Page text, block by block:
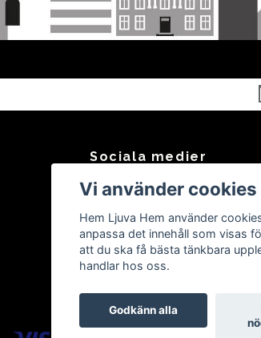
Sociala medier
Facebook
Instagram
Vi använder cookies
Hem Ljuva Hem använder
anpassa det innehåll som visas
att du ska få bästa tänkbara
handlar hos oss.
Godkänn alla